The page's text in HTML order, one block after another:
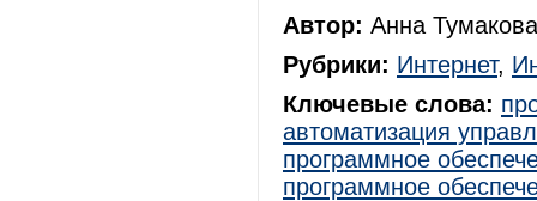
Автор: Анна
Рубрики: Интернет,
Ключевые слова:
автоматизация
программное
программное